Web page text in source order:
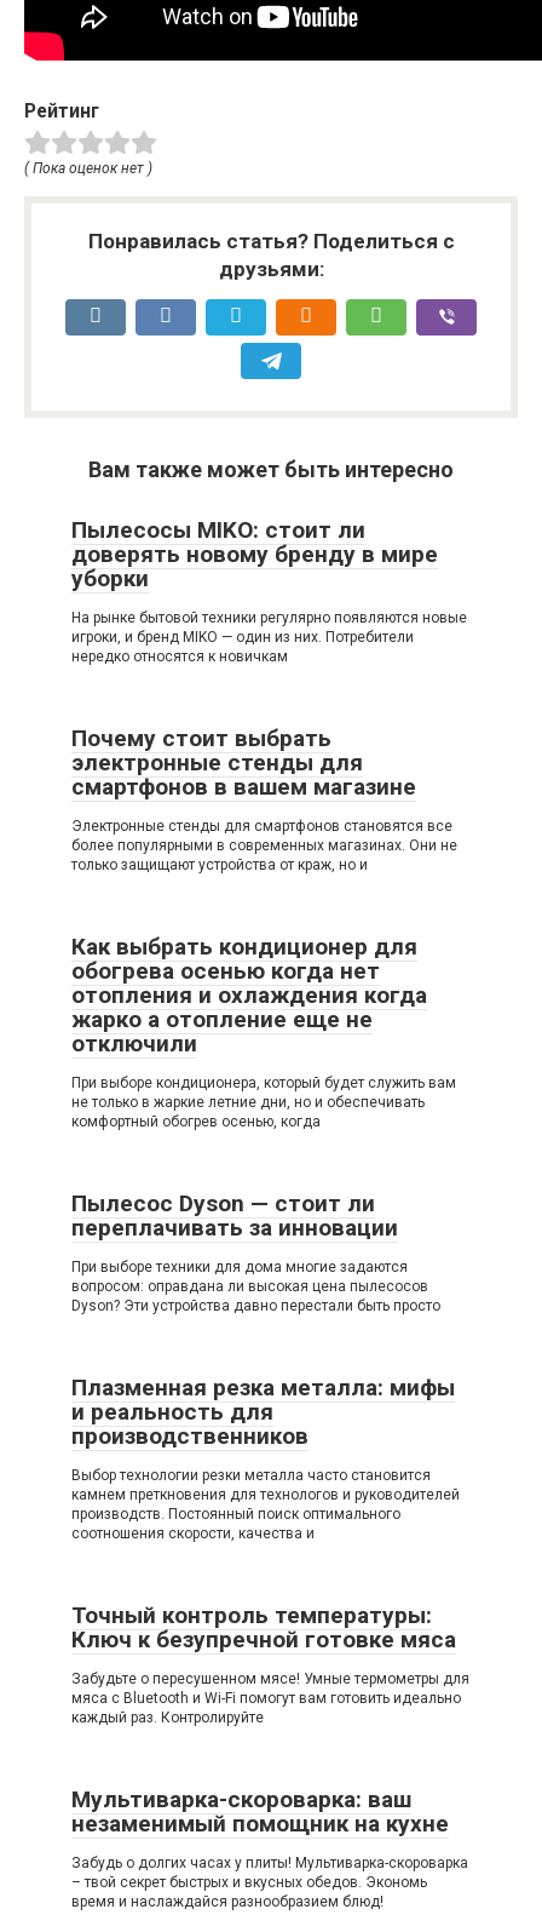
Рейтинг
( Пока оценок нет )
Понравилась статья? Поделиться с
друзьями:
Вам также может быть интересно
Пылесосы MIKO: стоит ли
доверять новому бренду в мире
уборки
На рынке бытовой техники регулярно появляются новые
игроки, и бренд MIKO — один из них. Потребители
нередко относятся к новичкам
Почему стоит выбрать
электронные стенды для
смартфонов в вашем магазине
Электронные стенды для смартфонов становятся все
более популярными в современных магазинах. Они не
только защищают устройства от краж, но и
Как выбрать кондиционер для
обогрева осенью когда нет
отопления и охлаждения когда
жарко а отопление еще не
отключили
При выборе кондиционера, который будет служить вам
не только в жаркие летние дни, но и обеспечивать
комфортный обогрев осенью, когда
Пылесос Dyson — стоит ли
переплачивать за инновации
При выборе техники для дома многие задаются
вопросом: оправдана ли высокая цена пылесосов
Dyson? Эти устройства давно перестали быть просто
Плазменная резка металла: мифы
и реальность для
производственников
Выбор технологии резки металла часто становится
камнем преткновения для технологов и руководителей
производств. Постоянный поиск оптимального
соотношения скорости, качества и
Точный контроль температуры:
Ключ к безупречной готовке мяса
Забудьте о пересушенном мясе! Умные термометры для
мяса с Bluetooth и Wi-Fi помогут вам готовить идеально
каждый раз. Контролируйте
Мультиварка-скороварка: ваш
незаменимый помощник на кухне
Забудь о долгих часах у плиты! Мультиварка-скороварка
– твой секрет быстрых и вкусных обедов. Экономь
время и наслаждайся разнообразием блюд!